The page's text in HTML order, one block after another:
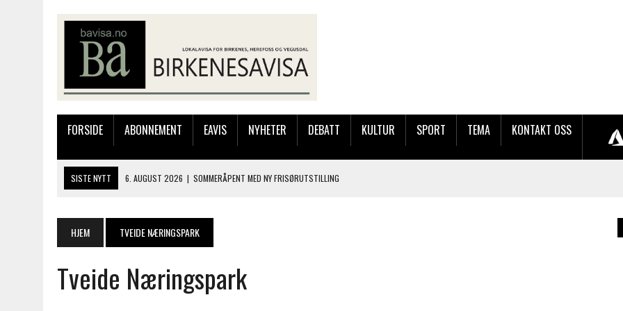
FORSIDE ABONNEMENT EAVIS NYHETER DEBATT KULTUR SPORT TEMA KONTAKT OSS
SISTE NYTT 6. AUGUST 2026 | SOMMERÅPENT MED NY FRISØRUTSTILLING
4. AUGUST 2026 | MUSIKANTER FRA BIRKELAND STORKOSTE SEG PÅ LYNGDALSKURSENE
6. AUGUST 2026
FRA BARNDOMSMINNER TIL NYE OPPLEVELSER PÅ FLAKK GÅRD
HJEM TVEIDE NÆRINGSPARK
Tveide Næringspark